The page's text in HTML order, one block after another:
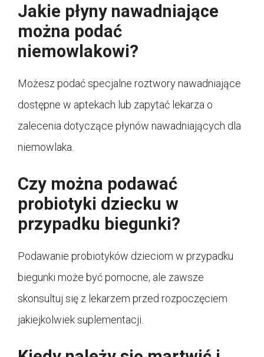
Jakie płyny nawadniające
można podać
niemowlakowi?
Możesz podać specjalne roztwory nawadniające
dostępne w aptekach lub zapytać lekarza o
zalecenia dotyczące płynów nawadniających dla
niemowlaka.
Czy można podawać
probiotyki dziecku w
przypadku biegunki?
Podawanie probiotyków dzieciom w przypadku
biegunki może być pomocne, ale zawsze
skonsultuj się z lekarzem przed rozpoczęciem
jakiejkolwiek suplementacji.